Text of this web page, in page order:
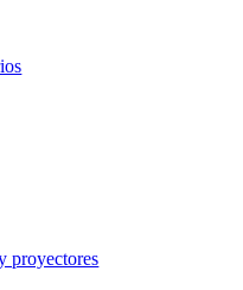
proyectores